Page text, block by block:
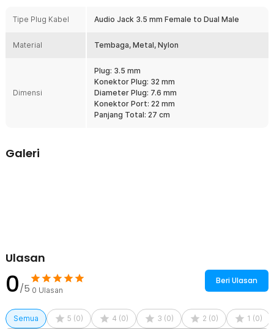
streaming atau menerima panggilan.
Produk ESSAGER kompatibel dengan berbagai perangkat,
lainnya yang dibekali 2 port jack 3.5 mm terpisah untuk headphone
dan mikrofon. Inilah yang membuat splitter audio jadi aksesori yang
sangat serbaguna untuk semua kebutuhan audio Anda.
Awet dan Tahan Lama
Dibuat dengan material berkualitas tinggi, splitter audio ini
juga tak perlu diragukan karena bagian kabelnya diberi lapisan
Tipe Plug Kabel Audio Jack 3.5 mm Female to Dual Male
Material Tembaga, Metal, Nylon
Dimensi
Plug: 3.5 mm
Konektor Plug: 32 mm
Diameter Plug: 7.6 mm
Konektor Port: 22 mm
Panjang Total: 27 cm
Galeri
Ulasan
0/5 0 Ulasan
Beri Ulasan
Semua 5 (0) 4 (0) 3 (0) 2 (0) 1 (0)